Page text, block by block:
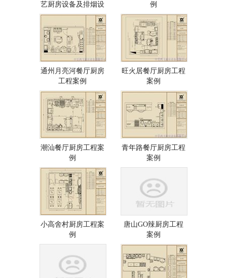
艺厨房设备及排烟设
备安装
例
通州月亮河餐厅厨房
工程案例
旺火居餐厅厨房工程
案例
潮汕餐厅厨房工程案
例
青年路餐厅厨房工程
案例
小高舍村厨房工程案
例
唐山GO辣厨房工程
案例